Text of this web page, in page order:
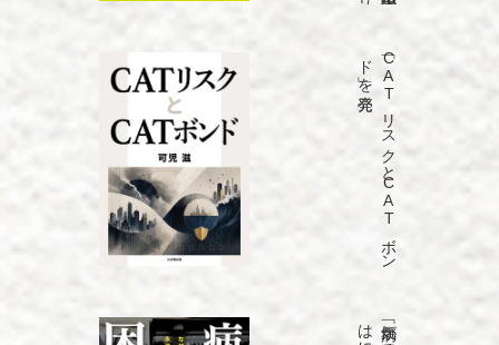
「C
A
T
リ
ス
ク
と
C
A
T
ボ
ン
ド
」を
発売